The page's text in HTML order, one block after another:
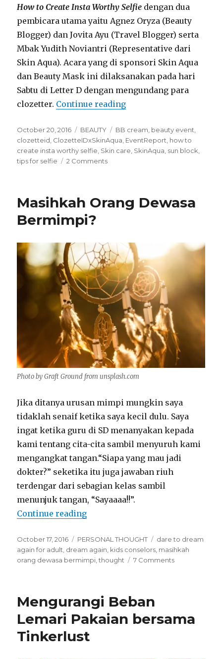
How to Create Insta Worthy Selfie dengan dua
pembicara utama yaitu Agnez Oryza (Beauty
Blogger) dan Jovita Ayu (Travel Blogger) serta
Mbak Yudith Noviantri (Representative dari
Skin Aqua). Acara yang di sponsori Skin Aqua
dan Beauty Mask ini dilaksanakan pada hari
Sabtu di Letter D dengan mengundang para
clozetter. Continue reading
Posted
on
October 20, 2016 Categories
BEAUTY Tags
BB cream beauty event
clozetteid ClozetteIDxSkinAqua EventReport how to
create insta worthy selfie Skin care SkinAqua sun block
tips for selfie
2 Comments
Insta
Masihkah Orang Dewasa
Bermimpi?
Photo by Graft Ground from unsplash.com
Jika ditanya urusan mimpi mungkin saya
tidaklah senaif ketika saya kecil dulu. Saya
ingat ketika guru di SD menanyakan kepada
kami tentang cita-cita sambil menyuruh kami
mengangkat tangan.“Siapa yang mau jadi
dokter?” seketika itu juga jawaban riuh
terdengar dari sebagian kelas sambil
menunjuk tangan, “Sayaaaa!!”.
Continue reading
Posted
on
October 17, 2016 Categories
PERSONAL THOUGHT Tags
dare to dream
again for adult dream again kids conselors masihkah
orang dewasa bermimpi ,thought 7 Comments
Mengurangi Beban
Lemari Pakaian bersama
Tinkerlust